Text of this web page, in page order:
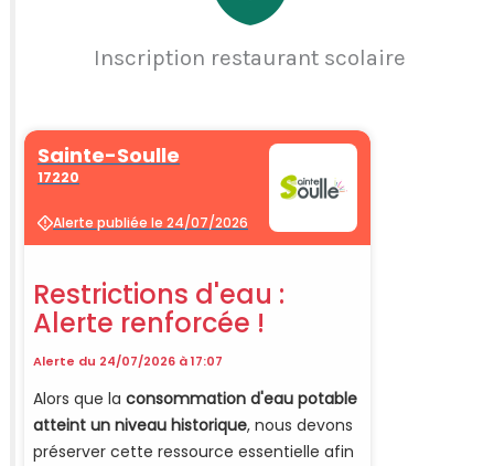
Inscription restaurant scolaire